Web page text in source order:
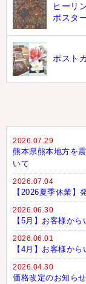
ヒーリ
ポスタ
ポスト
2026.07.29
熊本県熊本地方を
いて
2026.07.04
【2026夏季休業】
2026.06.30
【5月】お客様か
2026.06.01
【4月】お客様か
2026.04.30
価格改定のお知ら